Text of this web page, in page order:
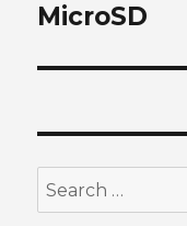
post:
MicroSD
Search
for: